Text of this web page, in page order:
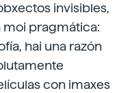
invisibles,
pragmática:
hai una razón
con imaxes